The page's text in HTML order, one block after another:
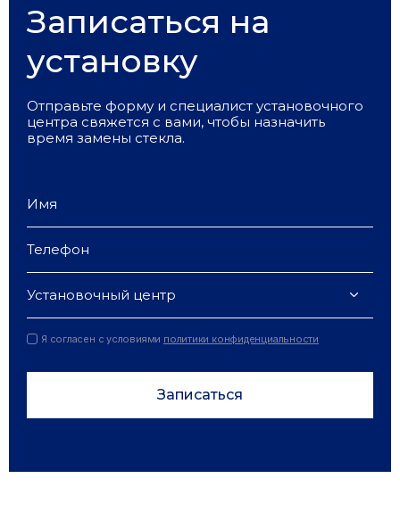
Записаться на
установку
Отправьте форму и специалист установочного
центра свяжется с вами, чтобы назначить
время замены стекла.
Установочный центр
Я согласен с условиями политики конфиденциальности
Записаться